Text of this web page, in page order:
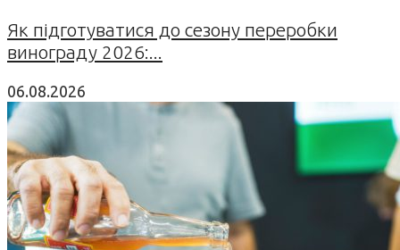
Як підготуватися до сезону переробки
винограду 2026:...
06.08.2026